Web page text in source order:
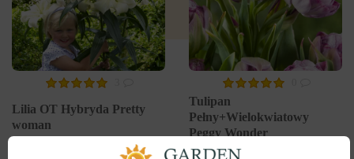
Lilia OT Hybryda Pretty
woman
Wysyłamy od 5 września
Tulipan
Pełny+Wielokwiatowy
Peggy Wonder
Wysyłamy od 5 września